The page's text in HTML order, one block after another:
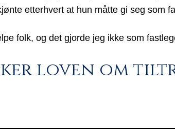
etterhvert at hun måtte gi seg som
folk, og det gjorde jeg ikke som
loven om